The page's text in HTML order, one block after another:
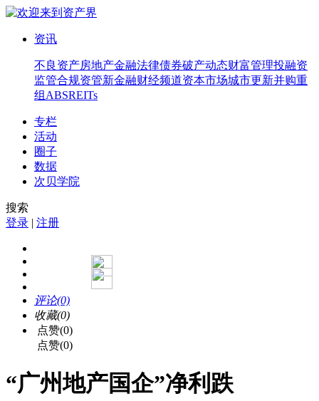
资讯
不良资产房地产金融法律债券破产动态财富管理投融资
监管合规资管新金融财经频道资本市场城市更新并购重
组 ABSREITs
专栏
活动
圈子
数据
次贝学院
搜索
登录 | 注册
评论(0)
收藏(0)
点赞(0)
点赞(0)
“广州地产国企”净利跌